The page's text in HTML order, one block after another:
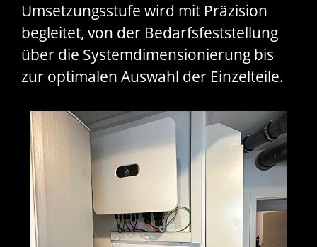
Umsetzungsstufe wird mit Präzision
begleitet, von der Bedarfsfeststellung
über die Systemdimensionierung bis
zur optimalen Auswahl der Einzelteile.